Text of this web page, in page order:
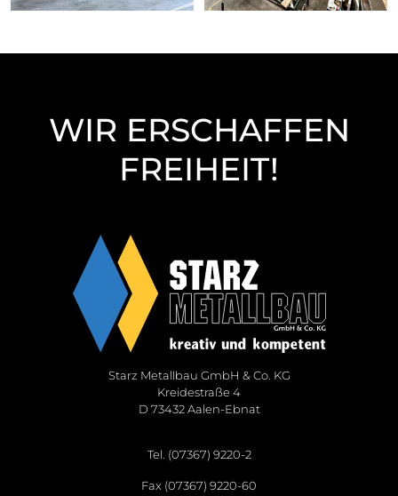
WIR ERSCHAFFEN
FREIHEIT!
Starz Metallbau GmbH & Co. KG
Kreidestraße 4
D 73432 Aalen-Ebnat
Tel. (07367) 9220-2
Fax (07367) 9220-60